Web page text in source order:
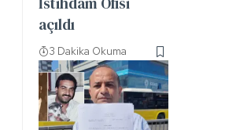
açıldı
3 Dakika Okuma